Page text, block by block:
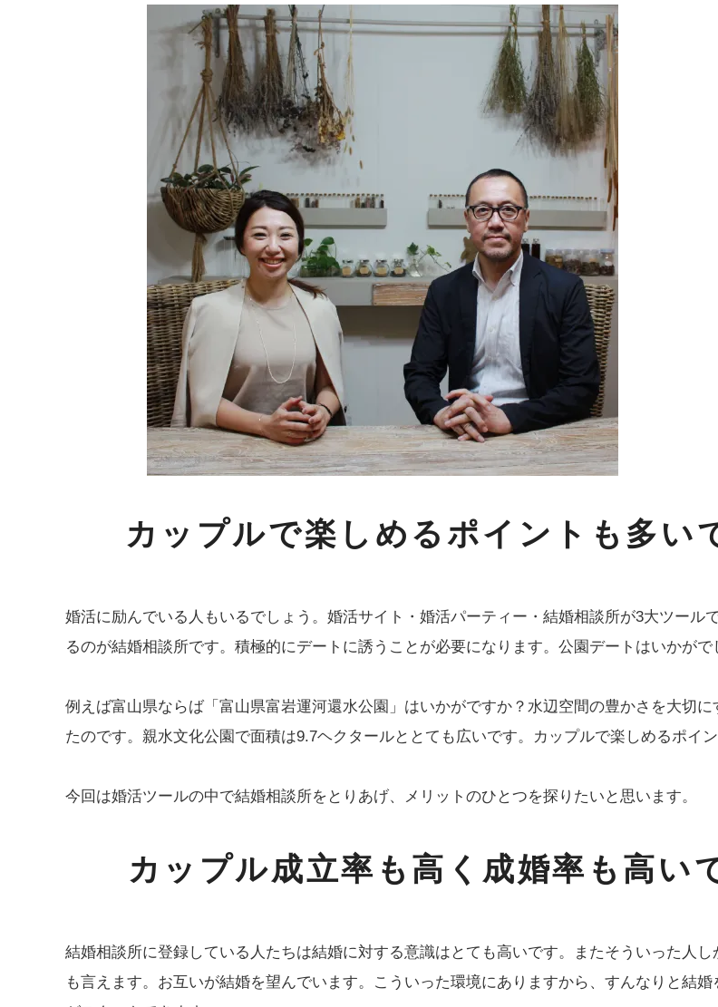
カップルで楽しめるポイントも多い
婚活に励んでいる人もいるでしょう。婚活サイト・婚活パーティー・結婚相談所が3大ツール
るのが結婚相談所です。積極的にデートに誘うことが必要になります。公園デートはいかがで
例えば富山県ならば「富山県富岩運河還水公園」はいかがですか？水辺空間の豊かさを大切
たのです。親水文化公園で面積は9.7ヘクタールととても広いです。カップルで楽しめるポイン
今回は婚活ツールの中で結婚相談所をとりあげ、メリットのひとつを探りたいと思います。
カップル成立率も高く成婚率も高い
結婚相談所に登録している人たちは結婚に対する意識はとても高いです。またそういった人し
も言えます。お互いが結婚を望んでいます。こういった環境にありますから、すんなりと結